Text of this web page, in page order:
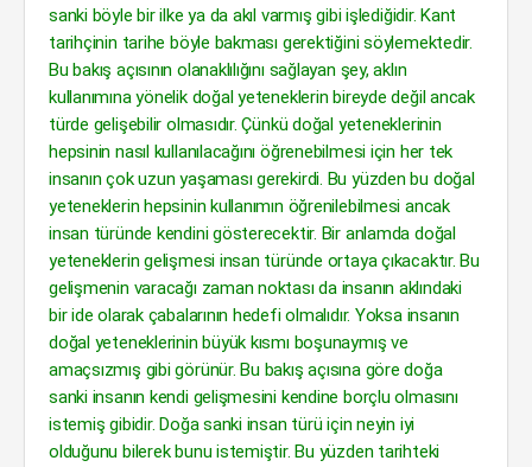
sanki böyle bir ilke ya da akıl varmış gibi işlediğidir. Kant
tarihçinin tarihe böyle bakması gerektiğini söylemektedir.
Bu bakış açısının olanaklılığını sağlayan şey, aklın
kullanımına yönelik doğal yeteneklerin bireyde değil ancak
türde gelişebilir olmasıdır. Çünkü doğal yeteneklerinin
hepsinin nasıl kullanılacağını öğrenebilmesi için her tek
insanın çok uzun yaşaması gerekirdi. Bu yüzden bu doğal
yeteneklerin hepsinin kullanımın öğrenilebilmesi ancak
insan türünde kendini gösterecektir. Bir anlamda doğal
yeteneklerin gelişmesi insan türünde ortaya çıkacaktır. Bu
gelişmenin varacağı zaman noktası da insanın aklındaki
bir ide olarak çabalarının hedefi olmalıdır. Yoksa insanın
doğal yeteneklerinin büyük kısmı boşunaymış ve
amaçsızmış gibi görünür. Bu bakış açısına göre doğa
sanki insanın kendi gelişmesini kendine borçlu olmasını
istemiş gibidir. Doğa sanki insan türü için neyin iyi
olduğunu bilerek bunu istemiştir. Bu yüzden tarihteki